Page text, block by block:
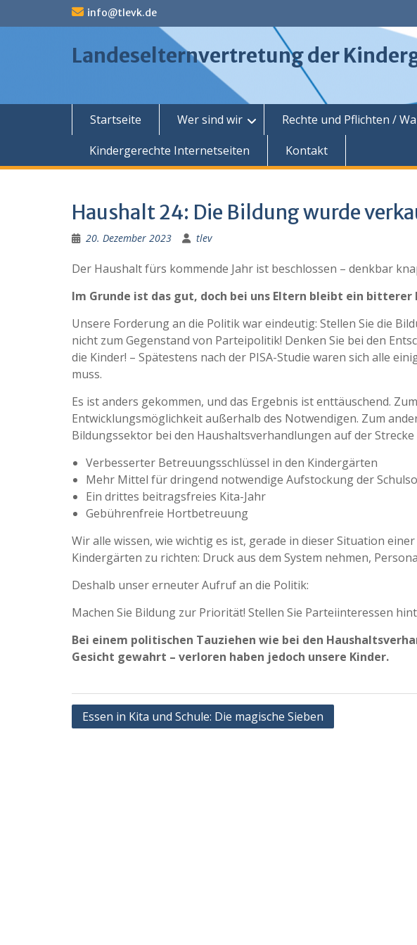
info@tlevk.de
Landeselternvertretung der
Startseite Wer sind wir Rechte und Pflichten /
Kindergerechte Internetseiten
Kontakt
Haushalt 24: Die Bildung wurde
20. Dezember 2023 tlev
Der Haushalt fürs kommende Jahr ist beschlossen – denkbar
Im Grunde ist das gut, doch bei uns Eltern bleibt ein bitterer
Unsere Forderung an die Politik war eindeutig: Stellen Sie die
nicht zum Gegenstand von Parteipolitik! Denken Sie bei den
die Kinder! – Spätestens nach der PISA-Studie waren sich alle
muss.
Es ist anders gekommen, und das Ergebnis ist enttäuschend.
Entwicklungsmöglichkeit außerhalb des Notwendigen. Zum
Bildungssektor bei den Haushaltsverhandlungen auf der Strecke
Verbesserter Betreuungsschlüssel in den Kindergärten
Mehr Mittel für dringend notwendige Aufstockung der
Ein drittes beitragsfreies Kita-Jahr
Gebührenfreie Hortbetreuung
Wir alle wissen, wie wichtig es ist, gerade in dieser Situation
Kindergärten zu richten: Druck aus dem System nehmen,
Deshalb unser erneuter Aufruf an die Politik:
Machen Sie Bildung zur Priorität! Stellen Sie Parteiinteressen
Bei einem politischen Tauziehen wie bei den
Gesicht gewahrt – verloren haben jedoch unsere Kinder.
Beitragsnavigation
Essen in Kita und Schule: Die magische Sieben